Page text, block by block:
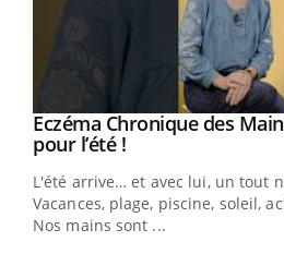
Youtube
Eczéma Chronique des
pour l’été !Youtube
L'été arrive… et avec lui, un tout
Vacances, plage, piscine, soleil,
Nos mains sont ...